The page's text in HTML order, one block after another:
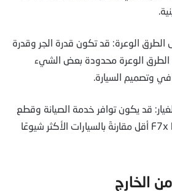
الطرق الوعرة: قد تكون قدرة الجر وقدرة
الطرق الوعرة محدودة بعض الشيء
وتصميم السيارة.
قد يكون توافر خدمة الصيانة وقطع
الغيار لسيارة هافال F7x HEV أقل مقارنةً بالسيارات الأكثر شيوعًا